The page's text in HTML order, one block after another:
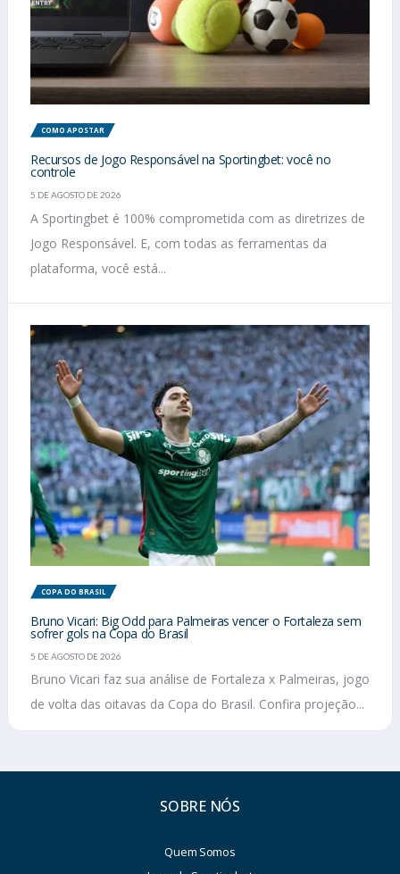
COMO APOSTAR
Recursos de Jogo Responsável na Sportingbet: você no
controle
5 DE AGOSTO DE 2026
A Sportingbet é 100% comprometida com as diretrizes de
Jogo Responsável. E, com todas as ferramentas da
plataforma, você está...
COPA DO BRASIL
Bruno Vicari: Big Odd para Palmeiras vencer o Fortaleza sem
sofrer gols na Copa do Brasil
5 DE AGOSTO DE 2026
Bruno Vicari faz sua análise de Fortaleza x Palmeiras, jogo
de volta das oitavas da Copa do Brasil. Confira projeção...
SOBRE NÓS
Quem Somos